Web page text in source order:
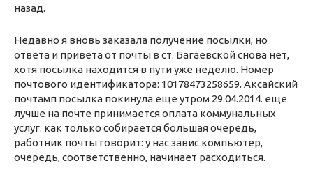
назад.
Недавно я вновь заказала получение посылки, но
ответа и привета от почты в ст. Багаевской снова нет,
хотя посылка находится в пути уже неделю. Номер
почтового идентификатора: 10178473258659. Аксайский
почтамп посылка покинула еще утром 29.04.2014. еще
лучше на почте принимается оплата коммунальных
услуг. как только собирается большая очередь,
работник почты говорит: у нас завис компьютер,
очередь, соответственно, начинает расходиться.